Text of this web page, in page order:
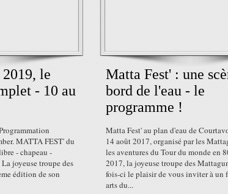
le
- 10 au
MATTA FEST' du
- chapeau -
joyeuse troupe des
édition de son
Matta Fest' : une
bord de l'eau - le
programme !
Matta Fest' au plan d'eau de
14 août 2017, organisé par les
les aventures du Tour du monde en
2017, la joyeuse troupe des
fois-ci le plaisir de vous inviter à un
arts du...